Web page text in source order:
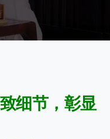
致细节， 彰显